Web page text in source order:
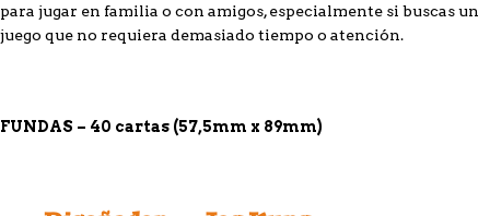
para jugar en familia o con amigos, especialmente si buscas un
juego que no requiera demasiado tiempo o atención.
FUNDAS – 40 cartas (57,5mm x 89mm)